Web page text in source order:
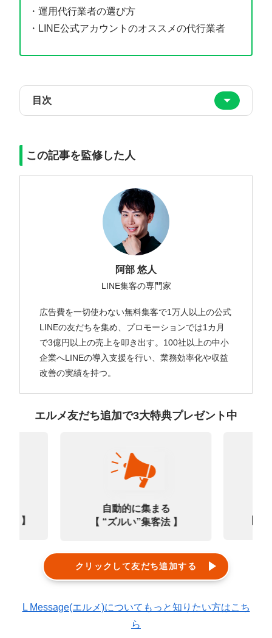
・運用代行業者の選び方
・LINE公式アカウントのオススメの代行業者
目次
この記事を監修した人
阿部 悠人
LINE集客の専門家
広告費を一切使わない無料集客で1万人以上の公式
LINEの友だちを集め、プロモーションでは1カ月
で3億円以上の売上を叩き出す。100社以上の中小
企業へLINEの導入支援を行い、業務効率化や収益
改善の実績を持つ。
エルメ友だち追加で3大特典プレゼント中
選 】
自動的に集まる
【 “ズルい”集客法 】
クリックして友だち追加する
L Message(エルメ)についてもっと知りたい方はこち
ら